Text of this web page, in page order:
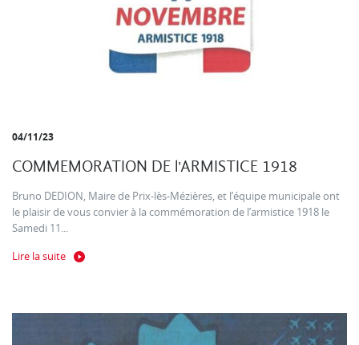
04/11/23
COMMEMORATION DE l'ARMISTICE 1918
Bruno DEDION, Maire de Prix-lès-Mézières, et l’équipe municipale ont
le plaisir de vous convier à la commémoration de l’armistice 1918 le
Samedi 11...
Lire la suite